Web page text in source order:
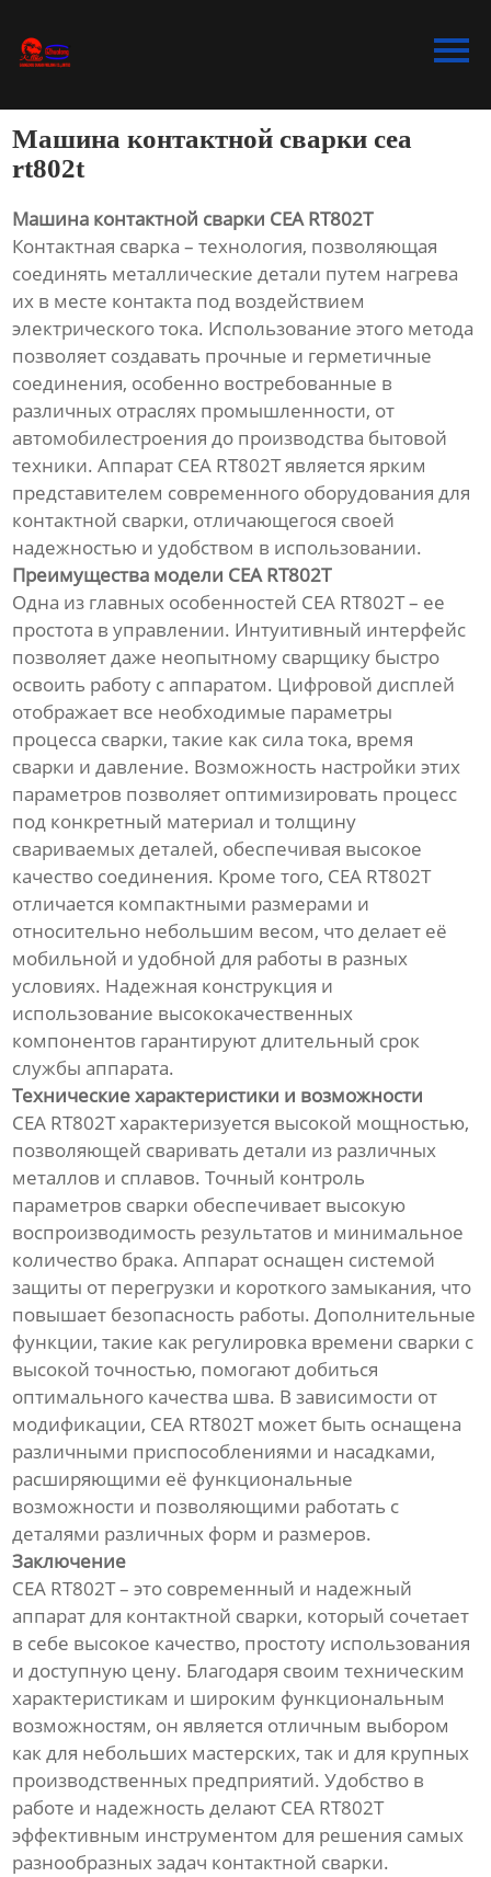
Bидео
О Hас
Контакты
Машина контактной сварки cea
rt802t
Машина контактной сварки CEA RT802T
Контактная сварка – технология, позволяющая
соединять металлические детали путем нагрева
их в месте контакта под воздействием
электрического тока. Использование этого метода
позволяет создавать прочные и герметичные
соединения, особенно востребованные в
различных отраслях промышленности, от
автомобилестроения до производства бытовой
техники. Аппарат CEA RT802T является ярким
представителем современного оборудования для
контактной сварки, отличающегося своей
надежностью и удобством в использовании.
Преимущества модели CEA RT802T
Одна из главных особенностей CEA RT802T – ее
простота в управлении. Интуитивный интерфейс
позволяет даже неопытному сварщику быстро
освоить работу с аппаратом. Цифровой дисплей
отображает все необходимые параметры
процесса сварки, такие как сила тока, время
сварки и давление. Возможность настройки этих
параметров позволяет оптимизировать процесс
под конкретный материал и толщину
свариваемых деталей, обеспечивая высокое
качество соединения. Кроме того, CEA RT802T
отличается компактными размерами и
относительно небольшим весом, что делает её
мобильной и удобной для работы в разных
условиях. Надежная конструкция и
использование высококачественных
компонентов гарантируют длительный срок
службы аппарата.
Технические характеристики и возможности
CEA RT802T характеризуется высокой мощностью,
позволяющей сваривать детали из различных
металлов и сплавов. Точный контроль
параметров сварки обеспечивает высокую
воспроизводимость результатов и минимальное
количество брака. Аппарат оснащен системой
защиты от перегрузки и короткого замыкания, что
повышает безопасность работы. Дополнительные
функции, такие как регулировка времени сварки с
высокой точностью, помогают добиться
оптимального качества шва. В зависимости от
модификации, CEA RT802T может быть оснащена
различными приспособлениями и насадками,
расширяющими её функциональные
возможности и позволяющими работать с
деталями различных форм и размеров.
Заключение
CEA RT802T – это современный и надежный
аппарат для контактной сварки, который сочетает
в себе высокое качество, простоту использования
и доступную цену. Благодаря своим техническим
характеристикам и широким функциональным
возможностям, он является отличным выбором
как для небольших мастерских, так и для крупных
производственных предприятий. Удобство в
работе и надежность делают CEA RT802T
эффективным инструментом для решения самых
разнообразных задач контактной сварки.